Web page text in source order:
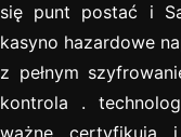
się punt postać i
kasyno hazardowe
z pełnym
kontrola .